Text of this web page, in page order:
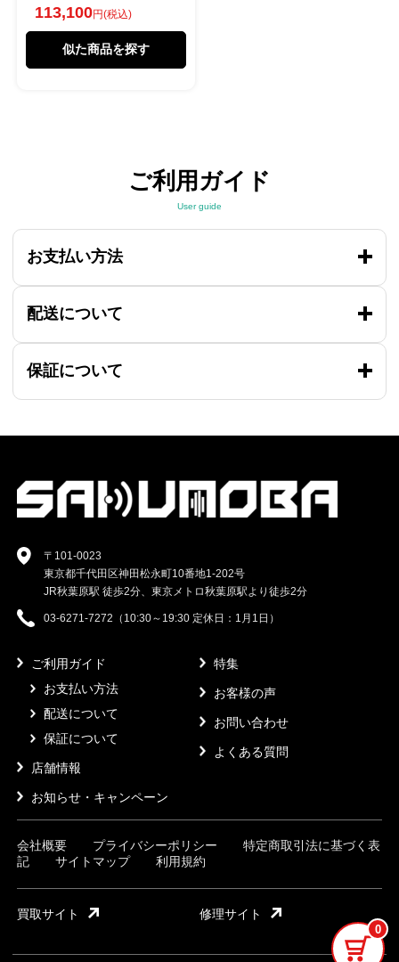
113,100円(税込)
似た商品を探す
0
ご利用ガイド
User guide
お支払い方法
配送について
保証について
〒101-0023
東京都千代田区神田松永町10番地1-202号
JR秋葉原駅 徒歩2分、東京メトロ秋葉原駅より徒歩2分
03-6271-7272（10:30～19:30 定休日：1月1日）
ご利用ガイド
お支払い方法
配送について
保証について
店舗情報
お知らせ・キャンペーン
特集
お客様の声
お問い合わせ
よくある質問
会社概要 プライバシーポリシー
特定商取引法に基づく表
記
サイトマップ 利用規約
買取サイト 修理サイト